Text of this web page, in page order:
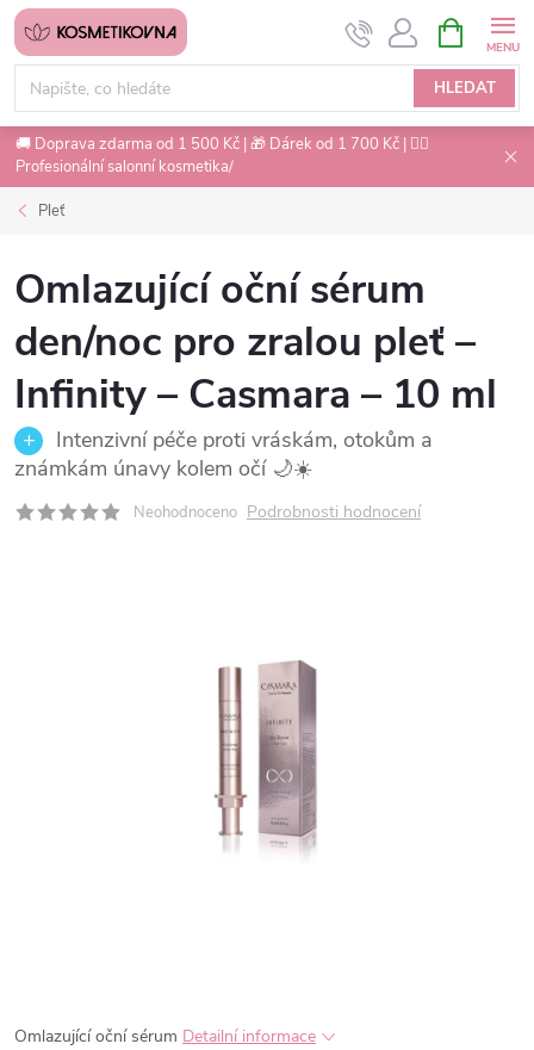
Přejít
obsah
HLEDAT
NÁKUPNÍ
KOŠÍK
🚚 Doprava zdarma od 1 500 Kč | 🎁 Dárek od 1 700 Kč | 💇‍♀️
Profesionální salonní kosmetika/
Pleť
Omlazující oční sérum
den/noc pro zralou pleť –
Infinity – Casmara – 10 ml
Intenzivní péče proti vráskám, otokům a
známkám únavy kolem očí 🌙☀️
Neohodnoceno Podrobnosti hodnocení
Omlazující oční sérum Detailní informace